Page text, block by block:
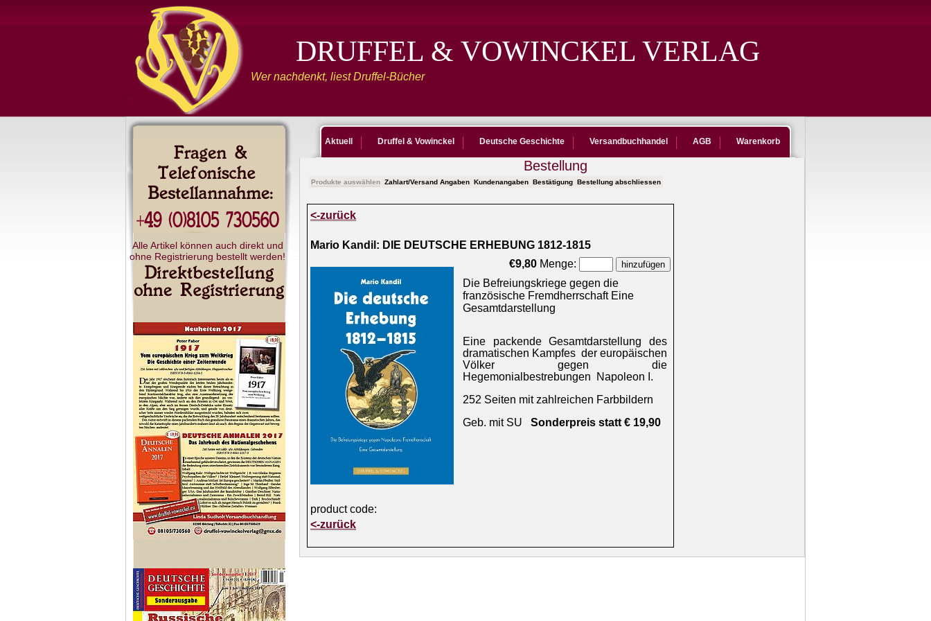
DRUFFEL & VOWINCKEL VERLAG
Wer nachdenkt, liest Druffel-Bücher
Alle Artikel können auch direkt und
ohne Registrierung bestellt werden!
Aktuell Druffel & Vowinckel Deutsche Geschichte Versandbuchhandel AGB Warenkorb
Bestellung
Produkte auswählen Zahlart/Versand Angaben Kundenangaben Bestätigung Bestellung abschliessen
<-zurück
Mario Kandil: DIE DEUTSCHE ERHEBUNG 1812-1815
product code:
€9,80 Menge:
Die Befreiungskriege gegen die
französische Fremdherrschaft Eine
Gesamtdarstellung
Eine packende Gesamtdarstellung des
dramatischen Kampfes der europäischen
Völker gegen die
Hegemonialbestrebungen Napoleon I.
252 Seiten mit zahlreichen Farbbildern
Geb. mit SU Sonderpreis statt € 19,90
<-zurück